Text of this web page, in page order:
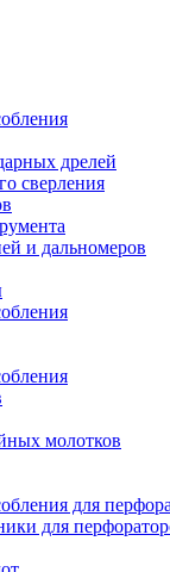
дрелей
сверления
и дальномеров
молотков
для
для